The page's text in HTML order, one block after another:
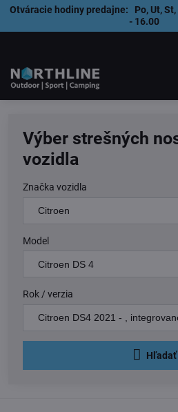
Otváracie hodiny predajne: Po, Ut,
- 16.00
Výber strešných
vozidla
Značka vozidla
Model
Rok / verzia
Hľadať